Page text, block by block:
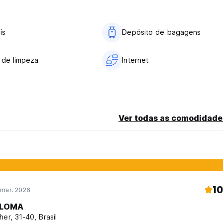
comida pré-cozida e armazenar.)Depósito de bagagens
limpeza Internet
Ver todas as
2026 10
31-40, Brasil